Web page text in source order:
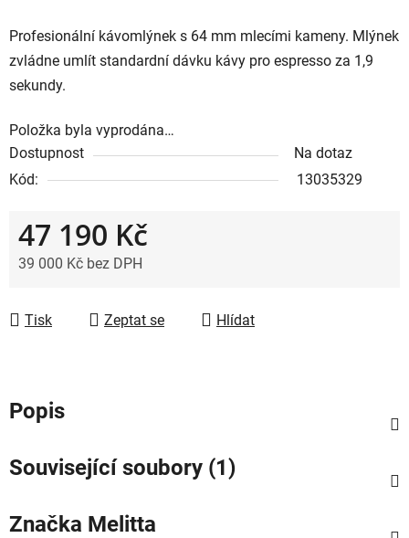
Profesionální kávomlýnek s 64 mm mlecími kameny. Mlýnek
zvládne umlít standardní dávku kávy pro espresso za 1,9
sekundy.
Položka byla vyprodána…
Dostupnost
Na dotaz
Kód:
13035329
47 190 Kč
39 000 Kč bez DPH
Tisk
Zeptat se Hlídat
Popis
Související soubory (1)
Značka Melitta